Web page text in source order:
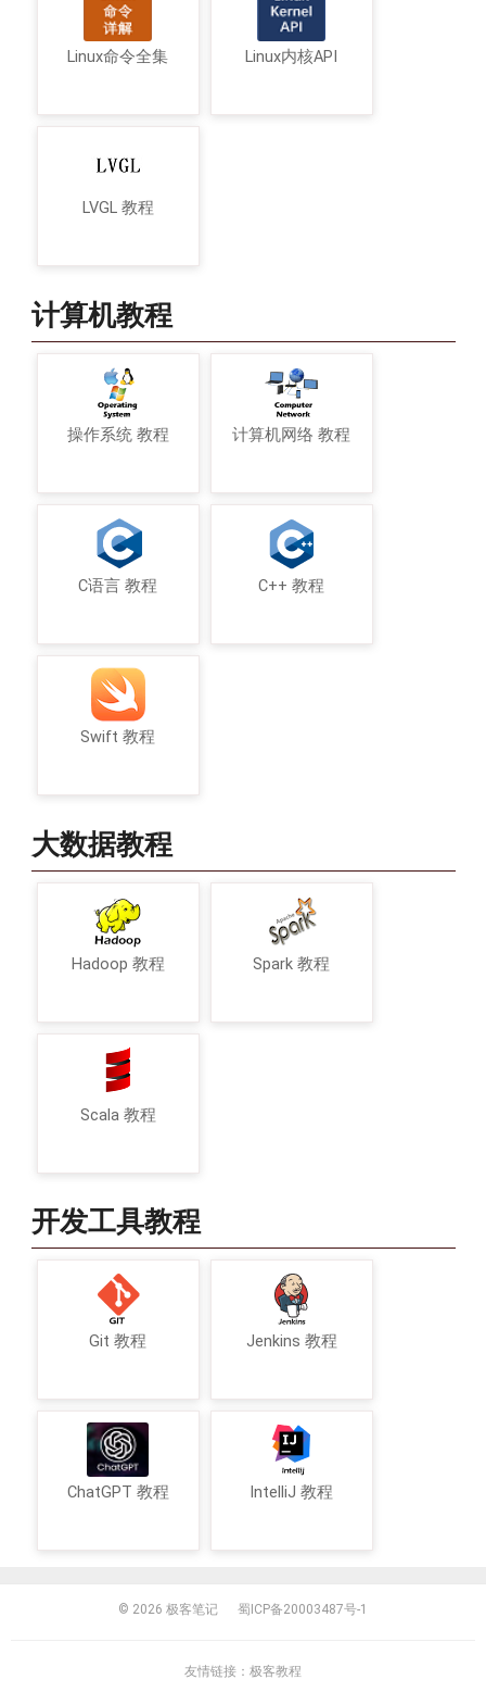
Linux命令全集 Linux内核API
LVGL 教程
计算机教程
操作系统 教程 计算机网络 教程
C语言 教程 C++ 教程
Swift 教程
大数据教程
Hadoop 教程 Spark 教程
Scala 教程
开发工具教程
Git 教程 Jenkins 教程
ChatGPT 教程 IntelliJ 教程
© 2026 极客笔记 蜀ICP备20003487号-1
友情链接： 极客教程